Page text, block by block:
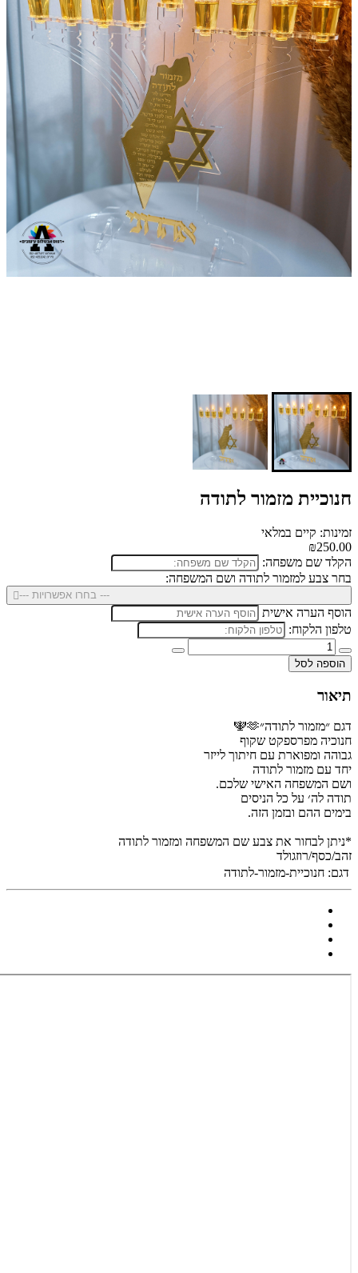
חנוכיית מזמור לתודה
זמינות: קיים במלאי
₪250.00
הקלד שם משפחה:
בחר צבע למזמור לתודה ושם המשפחה:
--- בחרו אפשרויות ---
הוסף הערה אישית
טלפון הלקוח:
הוספה לסל
תיאור
דגם ״מזמור לתודה״🫶🕎
חנוכיה מפרספקט שקוף
גבוהה ומפוארת עם חיתוך לייזר
יחד עם מזמור לתודה
ושם המשפחה האישי שלכם.
תודה לה׳ על כל הניסים
בימים ההם ובזמן הזה.
*ניתן לבחור את צבע שם המשפחה ומזמור לתודה
זהב/כסף/רוזגולד
דגם: חנוכיית-מזמור-לתודה